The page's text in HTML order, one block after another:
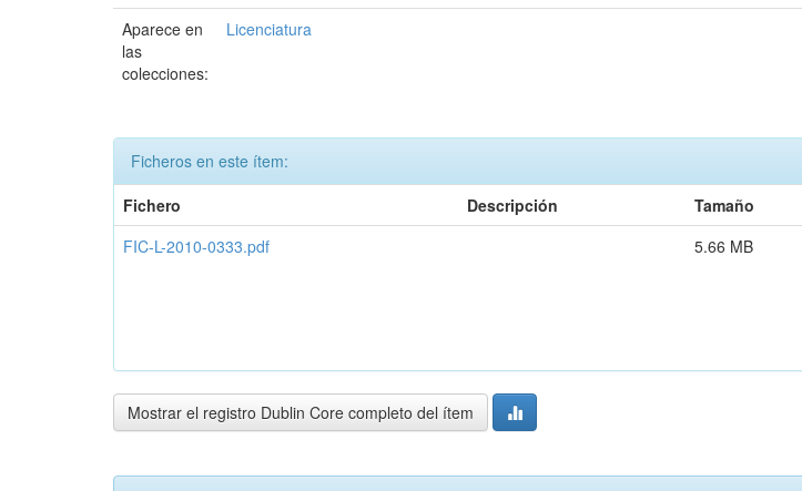
Aparece en
las
colecciones:
Licenciatura
Ficheros en este ítem:
Fichero
Descripción Tamaño
FIC-L-2010-0333.pdf
5.66 MB
Mostrar el registro Dublin Core completo del ítem